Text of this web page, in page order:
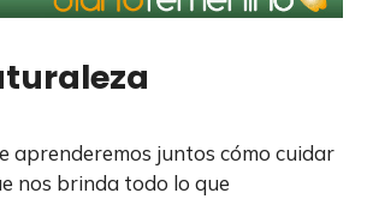
aprenderemos juntos cómo cuidar
nos brinda todo lo que